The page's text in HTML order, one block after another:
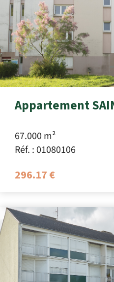
Appartement
67.000 m²
Réf. : 01080106
296.17 €